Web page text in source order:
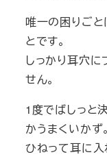
唯一の困りご
とです。
しっかり耳穴に
せん。
1度でばしっと
かうまくいかず。
ひねって耳に入